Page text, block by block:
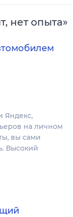
нет опыта»
Яндекс,
на личном
вы сами
Высокий